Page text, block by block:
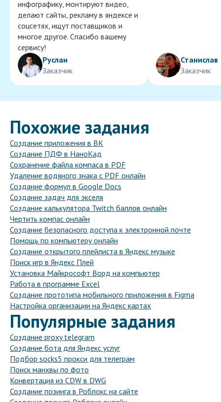
инфографику, монтируют видео,
делают сайты, рекламу в яндексе и
соцсетях, ищут поставщиков и
многое другое. Спасибо вашему
сервису!
Руслан
Заказчик
Станислав
Заказчик
Похожие задания
Создание приложения в ВК
Создание ПДФ в НаноКад
Сохранение файла компаса в PDF
Удаление водяного знака с PDF онлайн
Создание формул в Google Docs
Создание задач для экселя
Создание калькулятора Twitch баллов онлайн
Чертить компас онлайн
Создание безопасного доступа к электронной почте
Помощь по компьютеру онлайн
Создание открытого плейлиста в Яндекс музыке
Поиск игр в Яндекс Плей
Установка Майкрософт Ворд на компьютер
Работа в программе Excel
Создание прототипа мобильного приложения в Figma
Настройка организации на Яндекс картах
Популярные задания
Создание proxy telegram
Создание бота для Яндекс услуг
Подбор socks5 прокси для телеграм
Поиск манхвы по фото
Конвертация из CDW в DWG
Создание позинга в Роблокс на сайте